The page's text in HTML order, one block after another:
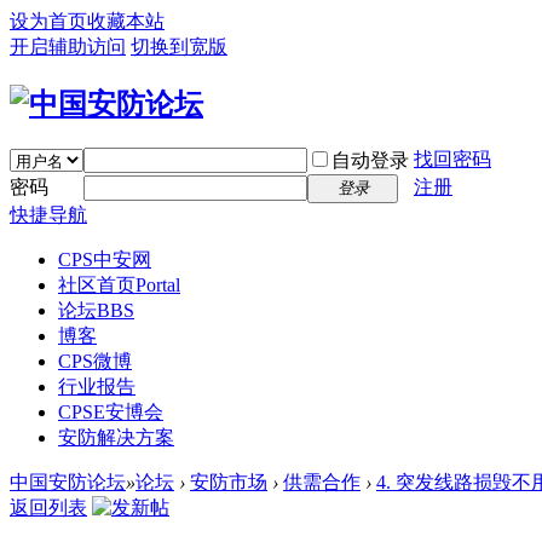
设为首页收藏本站
开启辅助访问 切换到宽版
自动登录 找回密码
密码
登录
注册
快捷导航
CPS中安网
社区首页Portal
论坛BBS
博客
CPS微博
行业报告
CPSE安博会
安防解决方案
中国安防论坛»论坛 › 安防市场 › 供需合作 › 4. 突发线路损毁不
返回列表